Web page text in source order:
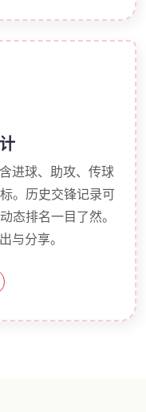
进球、助攻、传球
。历史交锋记录可
态排名一目了然。
与分享。